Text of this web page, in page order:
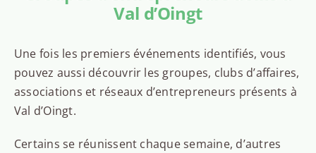
Val d’Oingt
Une fois les premiers événements identifiés, vous
pouvez aussi découvrir les groupes, clubs d’affaires,
associations et réseaux d’entrepreneurs présents à
Val d’Oingt.
Certains se réunissent chaque semaine, d’autres